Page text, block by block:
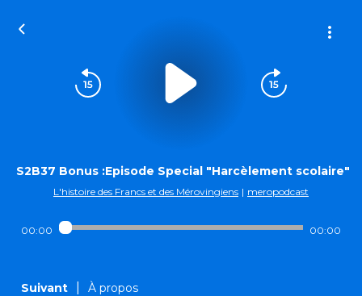
S2B37 Bonus :Episode Special "Harcèlement scolaire"
L'histoire des Francs et des Mérovingiens | meropodcast
00:00 00:00
Suivant À propos